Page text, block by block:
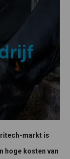
markt is
hoge kosten van